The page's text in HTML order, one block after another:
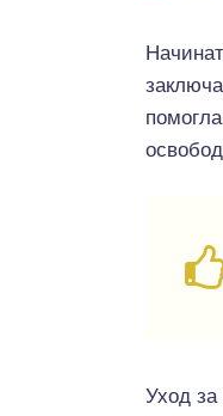
Уход